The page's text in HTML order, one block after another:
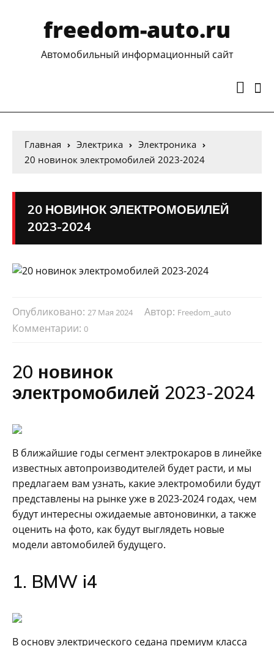
freedom-auto.ru
Автомобильный информационный сайт
Главная Электрика
Электроника
20 новинок электромобилей 2023-2024
20 НОВИНОК ЭЛЕКТРОМОБИЛЕЙ
2023-2024
Опубликовано: 27 Мая 2024 Автор: Freedom_auto
Комментарии: 0
20 новинок
электромобилей 2023-2024
В ближайшие годы сегмент электрокаров в линейке
известных автопроизводителей будет расти, и мы
предлагаем вам узнать, какие электромобили будут
представлены на рынке уже в 2023-2024 годах, чем
будут интересны ожидаемые автоновинки, а также
оценить на фото, как будут выглядеть новые
модели автомобилей будущего.
1. BMW i4
В основу электрического седана премиум класса